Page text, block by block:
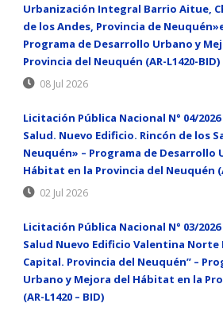
Urbanización Integral Barrio Aitue,
de los Andes, Provincia de
Programa de Desarrollo Urbano y
Provincia del Neuquén (AR-L1420-BID)
08 Jul 2026
Licitación Pública Nacional N° 04/
Salud. Nuevo Edificio. Rincón de los
Neuquén» – Programa de Desarrollo
Hábitat en la Provincia del Neuquén
02 Jul 2026
Licitación Pública Nacional N° 03/
Salud Nuevo Edificio Valentina Norte
Capital. Provincia del Neuquén” –
Urbano y Mejora del Hábitat en la
(AR-L1420 – BID)